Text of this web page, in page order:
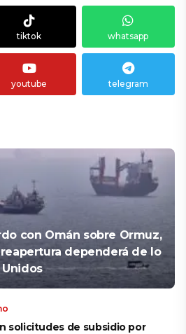
tiktok whatsapp
youtube telegram
con Omán sobre Ormuz,
dependerá de lo
solicitudes de subsidio por